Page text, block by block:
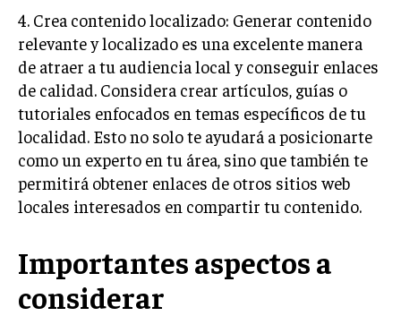
GOBIERNO CORPORATIVO
NEGOCIOS
ESTRATEGIAS DE NEGOCIOS
MARKETING B2B
MARKETING B2C
FRANQUICIAS
MARKETING DE INFLUENCERS
E-COMMERCE
E-COMMERCE Y COMERCIO ELECTRÓNICO
ESTRATEGIAS DE PRICING Y GESTIÓN DE
4. Crea contenido localizado: Generar contenido
relevante y localizado es una excelente manera
de atraer a tu audiencia local y conseguir enlaces
de calidad. Considera crear artículos, guías o
tutoriales enfocados en temas específicos de tu
localidad. Esto no solo te ayudará a posicionarte
como un experto en tu área, sino que también te
permitirá obtener enlaces de otros sitios web
locales interesados en compartir tu contenido.
Importantes aspectos a
considerar